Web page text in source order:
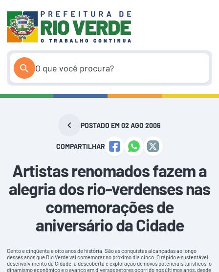
conteúdo
POSTADO EM 02 AGO 2006
COMPARTILHAR
Artistas renomados fazem a
alegria dos rio-verdenses nas
comemorações de
aniversário da Cidade
Cento e cinqüenta e oito anos de história. São as conquistas alcançadas ao longo
desses anos que Rio Verde vai comemorar no próximo dia cinco. O rápido e sustentável
desenvolvimento da Cidade, a descoberta e exploração de novos potenciais turísticos, o
dinamismo econômico e o avanço em diversos setores ocorrido nos últimos anos, desde